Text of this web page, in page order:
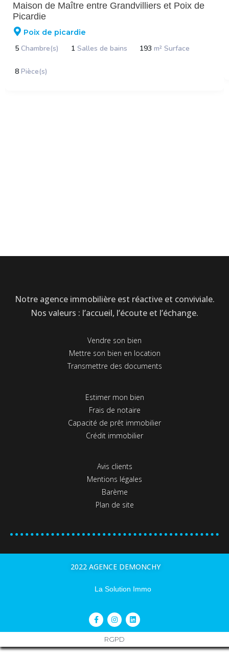
Maison de Maître entre Grandvilliers et Poix de
Picardie
Poix de picardie
5 Chambre(s) 1 Salles de bains 193 m² Surface
8 Pièce(s)
Notre agence immobilière est réactive et conviviale.
Nos valeurs : l’accueil, l’écoute et l’échange.
Vendre son bien
Mettre son bien en location
Transmettre des documents
Estimer mon bien
Frais de notaire
Capacité de prêt immobilier
Crédit immobilier
Avis clients
Mentions légales
Barème
Plan de site
2022 AGENCE DEMONCHY
La Solution Immo
RGPD